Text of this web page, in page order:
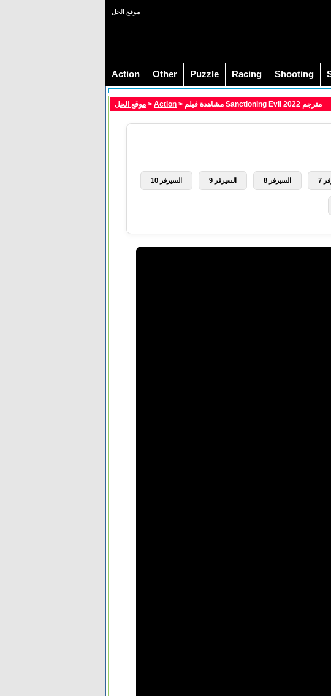
موقع الحل
Action Other Puzzle Racing Shooting
موقع الحل > Action > مشاهدة فيلم Sanctioning Evil 2022 مترجم
7 السيرفر 8 السيرفر 9 السيرفر 10